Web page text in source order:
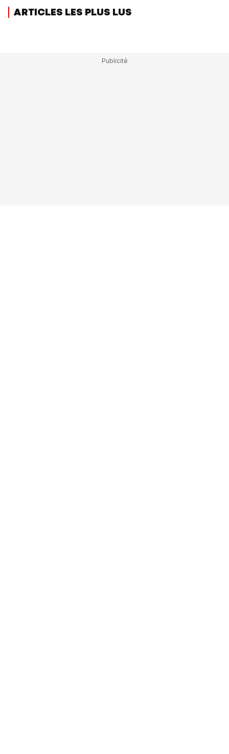
ARTICLES LES PLUS LUS